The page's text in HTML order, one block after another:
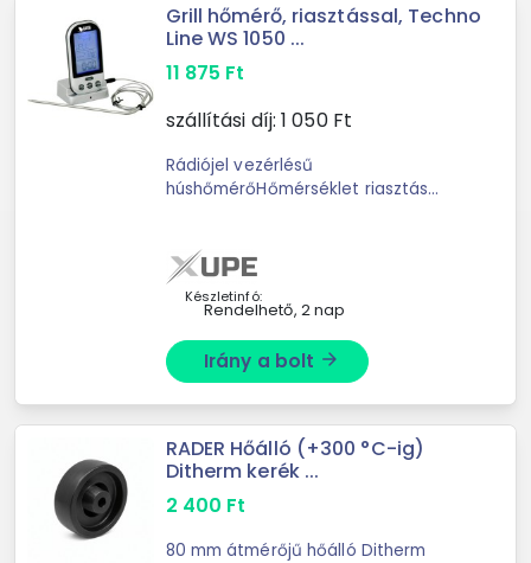
Grill hőmérő, riasztással, Techno
Line WS 1050 ...
11 875 Ft
szállítási díj: 1 050Ft
Rádiójel vezérlésű
húshőmérőHőmérséklet riasztás
Készletinfó:
Rendelhető, 2 nap
Irány a bolt arrow_forward
RADER Hőálló (+300 °C-ig)
Ditherm kerék ...
2 400 Ft
80 mm átmérőjű hőálló Ditherm